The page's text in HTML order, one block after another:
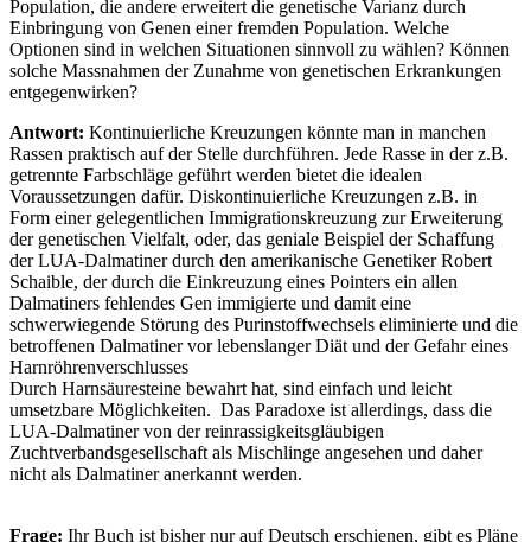
Population, die andere erweitert die genetische Varianz durch
Einbringung von Genen einer fremden Population. Welche
Optionen sind in welchen Situationen sinnvoll zu wählen? Können
solche Massnahmen der Zunahme von genetischen Erkrankungen
entgegenwirken?
Antwort: Kontinuierliche Kreuzungen könnte man in manchen
Rassen praktisch auf der Stelle durchführen. Jede Rasse in der z.B.
getrennte Farbschläge geführt werden bietet die idealen
Voraussetzungen dafür. Diskontinuierliche Kreuzungen z.B. in
Form einer gelegentlichen Immigrationskreuzung zur Erweiterung
der genetischen Vielfalt, oder, das geniale Beispiel der Schaffung
der LUA-Dalmatiner durch den amerikanische Genetiker Robert
Schaible, der durch die Einkreuzung eines Pointers ein allen
Dalmatiners fehlendes Gen immigierte und damit eine
schwerwiegende Störung des Purinstoffwechsels eliminierte und die
betroffenen Dalmatiner vor lebenslanger Diät und der Gefahr eines
Harnröhrenverschlusses
Durch Harnsäuresteine bewahrt hat, sind einfach und leicht
umsetzbare Möglichkeiten. Das Paradoxe ist allerdings, dass die
LUA-Dalmatiner von der reinrassigkeitsgläubigen
Zuchtverbandsgesellschaft als Mischlinge angesehen und daher
nicht als Dalmatiner anerkannt werden.
Frage: Ihr Buch ist bisher nur auf Deutsch erschienen, gibt es Pläne